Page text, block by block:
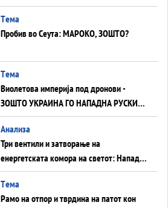
Германија до Црното Море...
Tема
Пробив во Сеута: МАРОКО, ЗОШТО?
Tема
Виолетова империја под дронови -
ЗОШТО УКРАИНА ГО НАПАДНА РУСКИОТ
WILDBERRIES
Aнализа
Три вентили и затворање на
енергетската комора на светот: Нападот
во Суец најавува глобален енергетски
инфаркт?
Tема
Рамо на отпор и тврдина на патот кон